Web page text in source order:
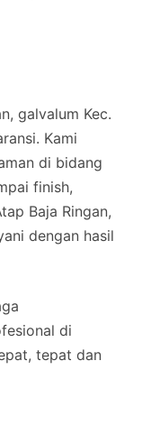
galvalum Kec.
Kami
di bidang
finish,
Baja Ringan,
dengan hasil
di
tepat dan